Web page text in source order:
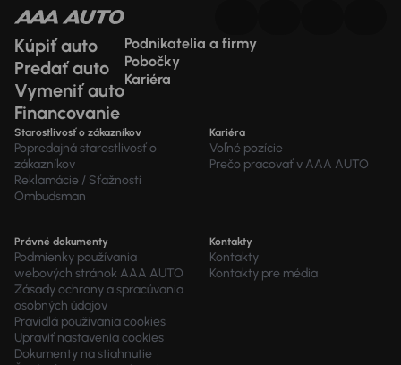
Kúpiť auto
Predať auto
Vymeniť auto
Financovanie
Podnikatelia a firmy
Pobočky
Kariéra
Starostlivosť o zákazníkov
Popredajná starostlivosť o
zákazníkov
Reklamácie / Sťažnosti
Ombudsman
Kariéra
Voľné pozície
Prečo pracovať v AAA AUTO
Právné dokumenty
Podmienky používania
webových stránok AAA AUTO
Zásady ochrany a spracúvania
osobných údajov
Pravidlá používania cookies
Upraviť nastavenia cookies
Dokumenty na stiahnutie
Kontakty
Kontakty
Kontakty pre média